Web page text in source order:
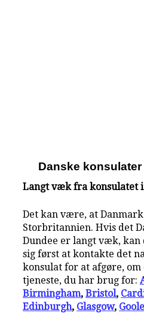
Danske
Langt væk fra konsulatet i
Det kan være, at
Storbritannien. Hvis det
Dundee er langt væk,
sig først at kontakte det
konsulat for at afgøre,
tjeneste, du har brug for:
Birmingham,Bristol,
Edinburgh, Glasgow, Goole